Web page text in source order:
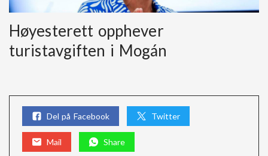
Høyesterett opphever
turistavgiften i Mogán
Del på Facebook Twitter
Mail Share